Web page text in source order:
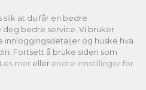
at du får en bedre
bedre service. Vi bruker
innloggingsdetaljer og huske hva
Fortsett å bruke siden som
Les mer eller endre innstillinger for